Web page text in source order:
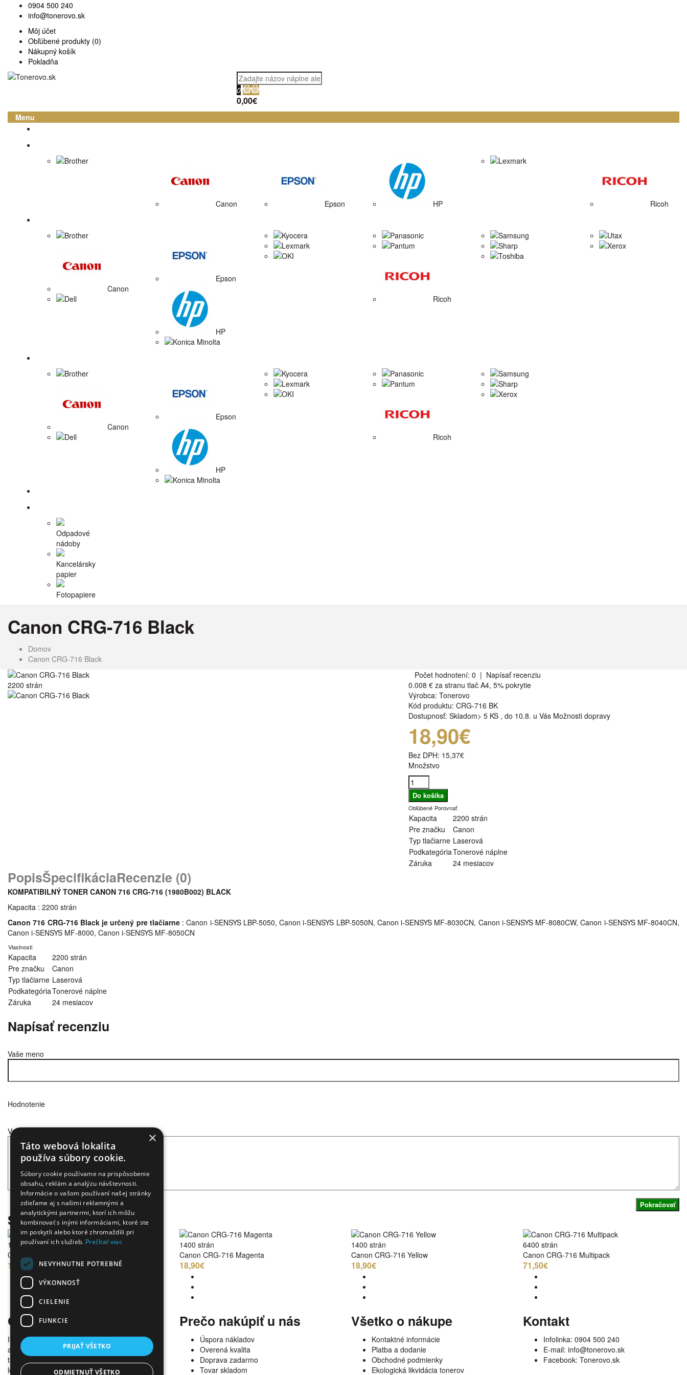
0904 500 240
info@tonerovo.sk
Môj účet
Obľúbené produkty (0)
Nákupný košík
Pokladňa
0
0,00€
Menu
Brother
Canon Epson HP
Lexmark
Ricoh
Brother
Canon
Dell
Epson
HP
Konica Minolta
Kyocera
Lexmark
OKI
Panasonic
Pantum
Ricoh
Samsung
Sharp
Toshiba
Utax
Xerox
Brother
Canon
Dell
Epson
HP
Konica Minolta
Kyocera
Lexmark
OKI
Panasonic
Pantum
Ricoh
Samsung
Sharp
Xerox
Odpadové
nádoby
Kancelársky
papier
Fotopapiere
Canon CRG-716 Black
Domov
Canon CRG-716 Black
2200 strán
Počet hodnotení: 0 | Napísať recenziu
0.008 € za stranu tlač A4, 5% pokrytie
Výrobca: Tonerovo
Kód produktu: CRG-716 BK
Dostupnosť: Skladom> 5 KS , do 10.8. u Vás Možnosti dopravy
18,90€
Bez DPH: 15,37€
Množstvo
Obľúbené Porovnať
Kapacita
2200 strán
Pre značku
Canon
Typ tlačiarne Laserová
PodkategóriaTonerové náplne
Záruka
24 mesiacov
PopisŠpecifikáciaRecenzie (0)
KOMPATIBILNÝ TONER CANON 716 CRG-716 (1980B002) BLACK
Kapacita : 2200 strán
Canon 716 CRG-716 Black je určený pre tlačiarne : Canon i-SENSYS LBP-5050, Canon i-SENSYS LBP-5050N, Canon i-SENSYS MF-8030CN, Canon i-SENSYS MF-8080CW, Canon i-SENSYS MF-8040CN,
Canon i-SENSYS MF-8000, Canon i-SENSYS MF-8050CN
Vlastnosti
Kapacita
2200 strán
Pre značku
Canon
Typ tlačiarne Laserová
PodkategóriaTonerové náplne
Záruka
24 mesiacov
Napísať recenziu
Vaše meno
Hodnotenie
Vaša recenzia
Pokračovať
Súvisiace produkty
1400 strán
Canon CRG-716 Cyan
18,90€
1400 strán
Canon CRG-716 Magenta
18,90€
1400 strán
Canon CRG-716 Yellow
18,90€
6400 strán
Canon CRG-716 Multipack
71,50€
O nás
Internetový obchod ponúka širokú paletu
alternatívneho spotrebného materiálu pre
tlačiarne, kopírky a faxy. V našej ponuke nájdete
len alternatívne kazety všetkých dostupných
Prečo nakúpiť u nás
Úspora nákladov
Overená kvalita
Doprava zadarmo
Tovar skladom
Všetko o nákupe
Kontaktné informácie
Platba a dodanie
Obchodné podmienky
Ekologická likvidácia tonerov
Kontakt
Infolinka: 0904 500 240
E-mail: info@tonerovo.sk
Facebook: Tonerovo.sk
×
Táto webová lokalita
používa súbory cookie.
Súbory cookie používame na prispôsobenie
obsahu, reklám a analýzu návštevnosti.
Informácie o vašom používaní našej stránky
zdieľame aj s našimi reklamnými a
analytickými partnermi, ktorí ich môžu
kombinovať s inými informáciami, ktoré ste
im poskytli alebo ktoré zhromaždili pri
používaní ich služieb. Prečítať viac
NEVYHNUTNE POTREBNÉ
VÝKONNOSŤ
CIELENIE
FUNKCIE
PRIJAŤ VŠETKO
ODMIETNUŤ VŠETKO